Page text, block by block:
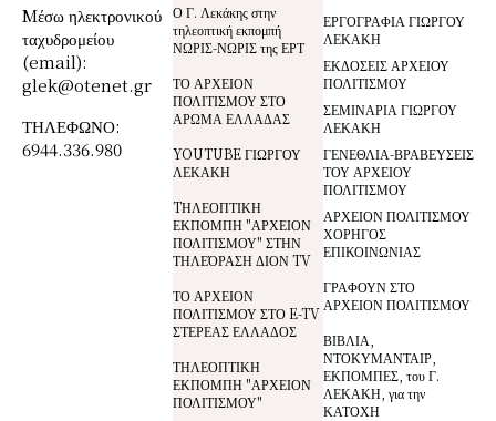
Mέσω ηλεκτρονικού
ταχυδρομείου
(email):
glek@otenet.gr
ΤΗΛΕΦΩΝΟ:
6944.336.980
Ο Γ. Λεκάκης στην
τηλεοπτική εκπομπή
ΝΩΡΙΣ-ΝΩΡΙΣ της ΕΡΤ
ΤΟ ΑΡΧΕΙΟΝ
ΠΟΛΙΤΙΣΜΟΥ ΣΤΟ
ΑΡΩΜΑ ΕΛΛΑΔΑΣ
YOUTUBE ΓΙΩΡΓΟΥ
ΛΕΚΑΚΗ
TΗΛΕΟΠΤΙΚΗ
ΕΚΠΟΜΠΗ "ΑΡΧΕΙΟΝ
ΠΟΛΙΤΙΣΜΟΥ" ΣΤΗΝ
ΤΗΛΕΌΡΑΣΗ ΔΙΟΝ TV
ΤΟ ΑΡΧΕΙΟΝ
ΠΟΛΙΤΙΣΜΟΥ ΣΤΟ E-TV
ΣΤΕΡΕΑΣ ΕΛΛΑΔΟΣ
ΤΗΛΕΟΠΤΙΚΗ
ΕΚΠΟΜΠΗ "ΑΡΧΕΙΟΝ
ΠΟΛΙΤΙΣΜΟΥ"
ΕΡΓΟΓΡΑΦΙΑ ΓΙΩΡΓΟΥ
ΛΕΚΑΚΗ
ΕΚΔΟΣΕΙΣ ΑΡΧΕΙΟΥ
ΠΟΛΙΤΙΣΜΟΥ
ΣΕΜΙΝΑΡΙΑ ΓΙΩΡΓΟΥ
ΛΕΚΑΚΗ
ΓΕΝΕΘΛΙΑ-ΒΡΑΒΕΥΣΕΙΣ
ΤΟΥ ΑΡΧΕΙΟΥ
ΠΟΛΙΤΙΣΜΟΥ
ΑΡΧΕΙΟΝ ΠΟΛΙΤΙΣΜΟΥ
ΧΟΡΗΓΟΣ
ΕΠΙΚΟΙΝΩΝΙΑΣ
ΓΡΑΦΟΥΝ ΣΤΟ
ΑΡΧΕΙΟΝ ΠΟΛΙΤΙΣΜΟΥ
ΒΙΒΛΙΑ,
ΝΤΟΚΥΜΑΝΤΑΙΡ,
ΕΚΠΟΜΠΕΣ, του Γ.
ΛΕΚΑΚΗ, για την
ΚΑΤΟΧΗ